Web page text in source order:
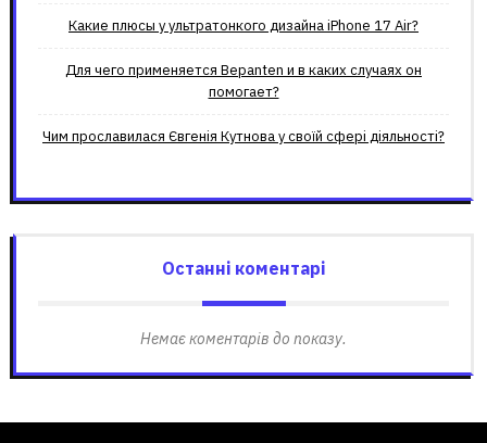
Какие плюсы у ультратонкого дизайна iPhone 17 Air?
Для чего применяется Bepanten и в каких случаях он
помогает?
Чим прославилася Євгенія Кутнова у своїй сфері діяльності?
Останні коментарі
Немає коментарів до показу.